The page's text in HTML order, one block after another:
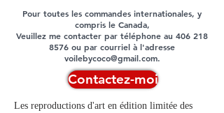
Pour toutes les commandes internationales, y
compris le Canada,
Veuillez me contacter par téléphone au 406 218
8576 ou par courriel à l'adresse
voilebycoco@gmail.com.
Contactez-moi
Les reproductions d'art en édition limitée des